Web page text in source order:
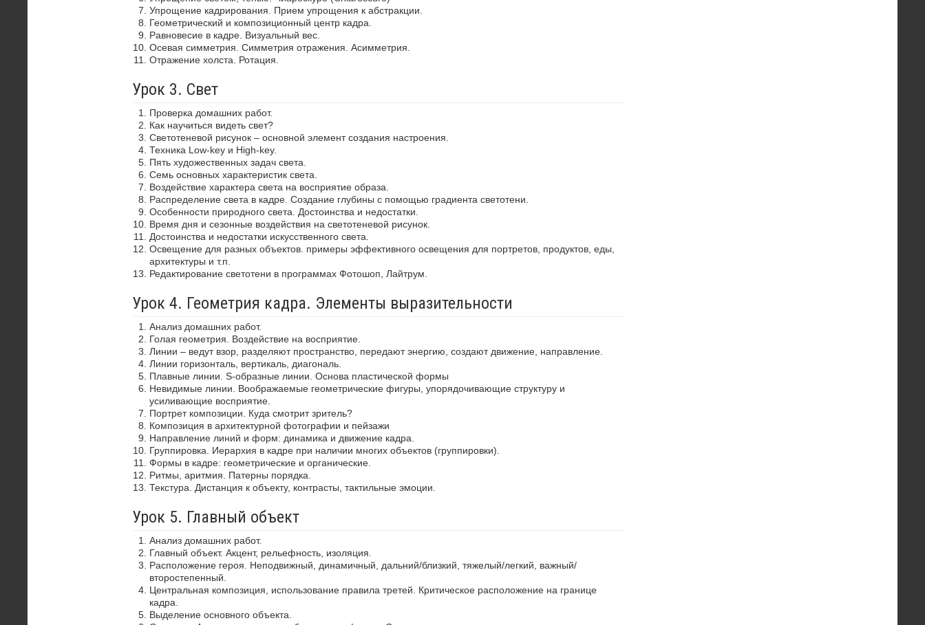
Упрощение кадрирования. Прием упрощения к абстракции.
Геометрический и композиционный центр кадра.
Равновесие в кадре. Визуальный вес.
Осевая симметрия. Симметрия отражения. Асимметрия.
Отражение холста. Ротация.
Урок 3. Свет
Проверка домашних работ.
Как научиться видеть свет?
Светотеневой рисунок – основной элемент создания настроения.
Техника Low-key и High-key.
Пять художественных задач света.
Семь основных характеристик света.
Воздействие характера света на восприятие образа.
Распределение света в кадре. Создание глубины с помощью градиента светотени.
Особенности природного света. Достоинства и недостатки.
Время дня и сезонные воздействия на светотеневой рисунок.
Достоинства и недостатки искусственного света.
Освещение для разных объектов. примеры эффективного освещения для портретов, продуктов, еды,
архитектуры и т.п.
Редактирование светотени в программах Фотошоп, Лайтрум.
Урок 4. Геометрия кадра. Элементы выразительности
Анализ домашних работ.
Голая геометрия. Воздействие на восприятие.
Линии – ведут взор, разделяют пространство, передают энергию, создают движение, направление.
Линии горизонталь, вертикаль, диагональ.
Плавные линии. S-образные линии. Основа пластической формы
Невидимые линии. Воображаемые геометрические фигуры, упорядочивающие структуру и
усиливающие восприятие.
Портрет композиции. Куда смотрит зритель?
Композиция в архитектурной фотографии и пейзажи
Направление линий и форм: динамика и движение кадра.
Группировка. Иерархия в кадре при наличии многих объектов (группировки).
Формы в кадре: геометрические и органические.
Ритмы, аритмия. Патерны порядка.
Текстура. Дистанция к объекту, контрасты, тактильные эмоции.
Урок 5. Главный объект
Анализ домашних работ.
Главный объект. Акцент, рельефность, изоляция.
Расположение героя. Неподвижный, динамичный, дальний/близкий, тяжелый/легкий, важный/
второстепенный.
Центральная композиция, использование правила третей. Критическое расположение на границе
кадра.
Выделение основного объекта.